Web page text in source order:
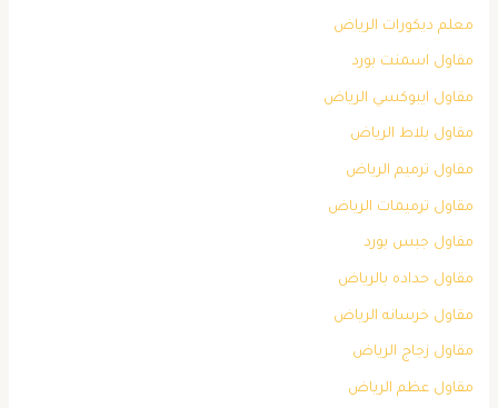
معلم ديكورات الرياض
مقاول اسمنت بورد
مقاول ايبوكسي الرياض
مقاول بلاط الرياض
مقاول ترميم الرياض
مقاول ترميمات الرياض
مقاول جبس بورد
مقاول حداده بالرياض
مقاول خرسانه الرياض
مقاول زجاج الرياض
مقاول عظم الرياض